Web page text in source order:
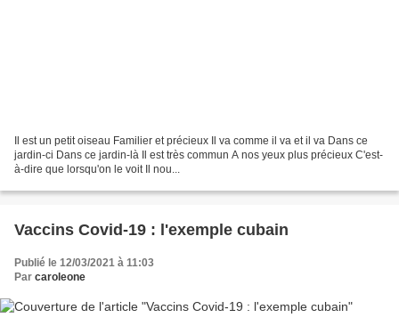
Il est un petit oiseau Familier et précieux Il va comme il va et il va Dans ce
jardin-ci Dans ce jardin-là Il est très commun A nos yeux plus précieux C'est-
à-dire que lorsqu'on le voit Il nou...
Vaccins Covid-19 : l'exemple cubain
Publié le 12/03/2021 à 11:03
Par caroleone